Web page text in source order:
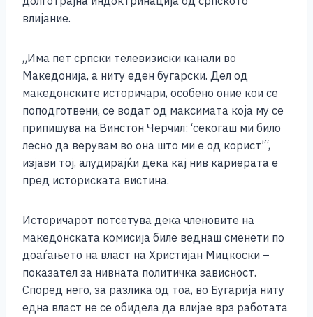
влијание.
„Има пет српски телевизиски канали во
Македонија, а ниту еден бугарски. Дел од
македонските историчари, особено оние кои се
поподготвени, се водат од максимата која му се
припишува на Винстон Черчил: ‘секогаш ми било
лесно да верувам во она што ми е од корист’“,
изјави тој, алудирајќи дека кај нив кариерата е
пред историската вистина.
Историчарот потсетува дека членовите на
македонската комисија биле веднаш сменети по
доаѓањето на власт на Христијан Мицкоски –
показател за нивната политичка зависност.
Според него, за разлика од тоа, во Бугарија ниту
една власт не се обидела да влијае врз работата